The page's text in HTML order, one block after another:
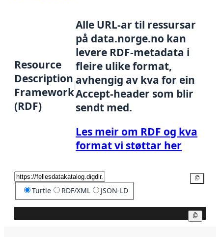
Resource
Description
Framework
(RDF)
Alle URL-ar til ressursar
på data.norge.no kan
levere RDF-metadata i
fleire ulike format,
avhengig av kva for ein
Accept-header som blir
sendt med.
Les meir om RDF og kva
format vi støttar her
Turtle RDF/XML JSON-LD